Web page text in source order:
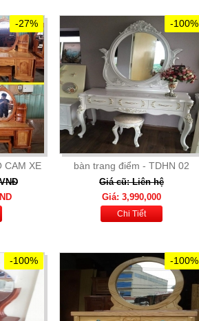
-27%
CAM XE
-100%
bàn trang điểm - TDHN 02
Giá cũ: Liên hệ
Giá: 3,990,000
Chi Tiết
-100% -100%